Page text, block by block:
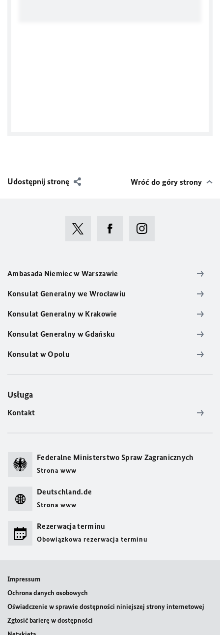
Udostępnij stronę Wróć do góry strony
Ambasada Niemiec w Warszawie
Konsulat Generalny we Wrocławiu
Konsulat Generalny w Krakowie
Konsulat Generalny w Gdańsku
Konsulat w Opolu
Usługa
Kontakt
Federalne Ministerstwo Spraw Zagranicznych
Strona www
Deutschland.de
Strona www
Rezerwacja terminu
Obowiązkowa rezerwacja terminu
Impressum
Ochrona danych osobowych
Oświadczenie w sprawie dostępności niniejszej strony internetowej
Zgłosić barierę w dostępności